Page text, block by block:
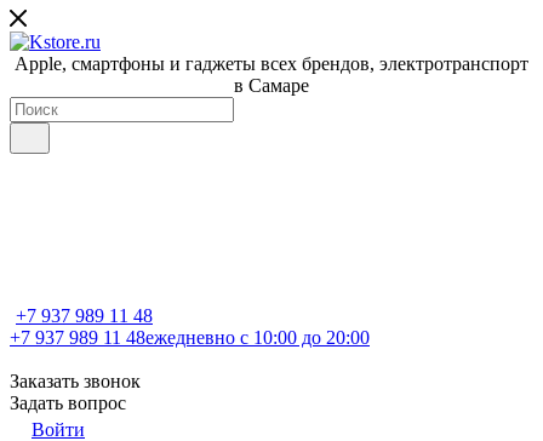
Apple, cмартфоны и гаджеты всех брендов, электротранспорт
в Самаре
+7 937 989 11 48
+7 937 989 11 48ежедневно с 10:00 до 20:00
Заказать звонок
Задать вопрос
Войти